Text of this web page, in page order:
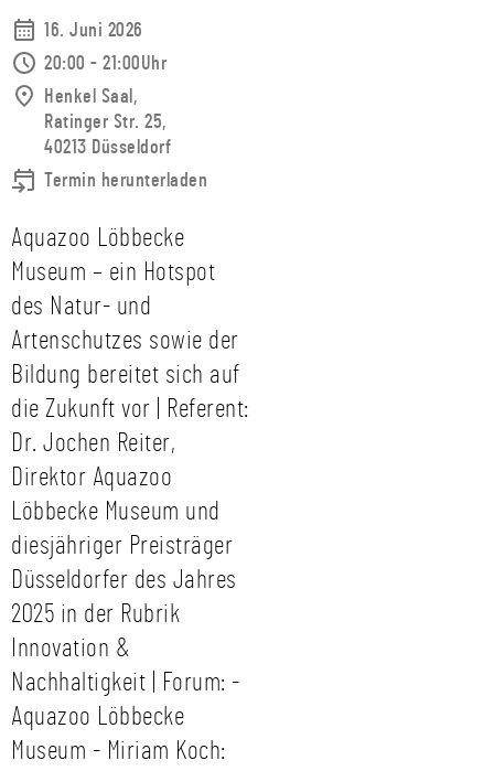
16. Juni 2026
20:00 - 21:00Uhr
Henkel Saal,
Ratinger Str. 25,
40213 Düsseldorf
Termin herunterladen
Aquazoo Löbbecke
Museum – ein Hotspot
des Natur- und
Artenschutzes sowie der
Bildung bereitet sich auf
die Zukunft vor | Referent:
Dr. Jochen Reiter,
Direktor Aquazoo
Löbbecke Museum und
diesjähriger Preisträger
Düsseldorfer des Jahres
2025 in der Rubrik
Innovation &
Nachhaltigkeit | Forum: -
Aquazoo Löbbecke
Museum - Miriam Koch: